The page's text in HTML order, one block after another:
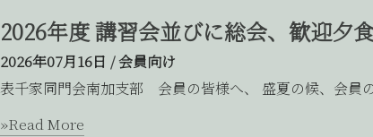
2026年度 講習会並びに総会、歓迎夕
2026年07月16日 /会員向け
表千家同門会南加支部 会員の皆様へ、 盛夏の候、会員
»Read More